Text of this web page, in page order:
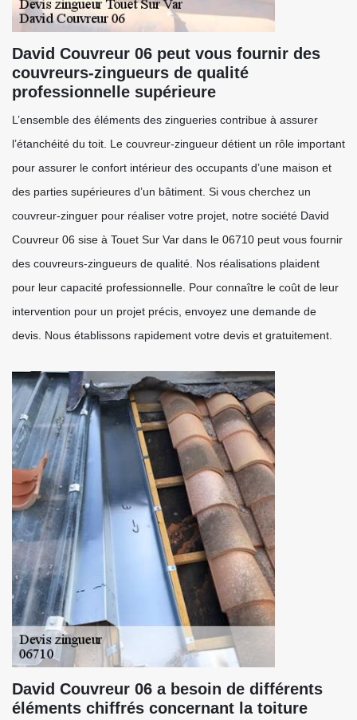
David Couvreur 06 peut vous fournir des
couvreurs-zingueurs de qualité
professionnelle supérieure
L’ensemble des éléments des zingueries contribue à assurer
l’étanchéité du toit. Le couvreur-zingueur détient un rôle important
pour assurer le confort intérieur des occupants d’une maison et
des parties supérieures d’un bâtiment. Si vous cherchez un
couvreur-zinguer pour réaliser votre projet, notre société David
Couvreur 06 sise à Touet Sur Var dans le 06710 peut vous fournir
des couvreurs-zingueurs de qualité. Nos réalisations plaident
pour leur capacité professionnelle. Pour connaître le coût de leur
intervention pour un projet précis, envoyez une demande de
devis. Nous établissons rapidement votre devis et gratuitement.
David Couvreur 06 a besoin de différents
éléments chiffrés concernant la toiture